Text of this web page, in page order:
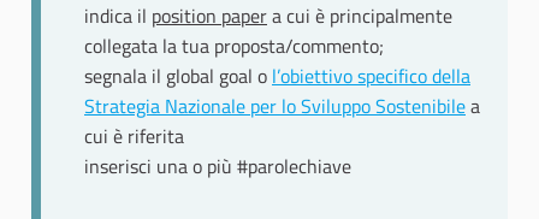
indica il position papera cui è principalmente
collegata la tua proposta/commento;
segnala il global goal o l’obiettivo specifico della
Strategia Nazionale per lo Sviluppo Sostenibilea
cui è riferita
inserisci una o più #parolechiave